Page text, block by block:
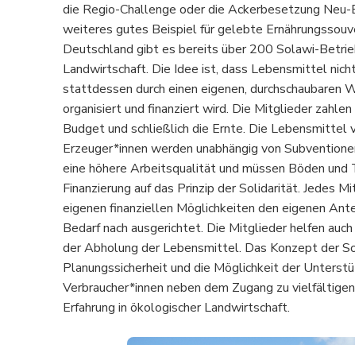
die Regio-Challenge oder die Ackerbesetzung Neu-
weiteres gutes Beispiel für gelebte
Deutschland gibt es bereits über 200 Solawi-
Landwirtschaft. Die Idee ist, dass Lebensmittel
stattdessen durch einen eigenen,
organisiert und finanziert wird. Die Mitglieder
Budget und schließlich die Ernte. Die Lebensmittel
Erzeuger*innen werden unabhängig von
eine höhere Arbeitsqualität und müssen Böden
Finanzierung auf das Prinzip der Solidarität. Jedes
eigenen finanziellen Möglichkeiten den eigenen
Bedarf nach ausgerichtet. Die Mitglieder helfen
der Abholung der Lebensmittel. Das Konzept der
Planungssicherheit und die Möglichkeit der
Verbraucher*innen neben dem Zugang zu
Erfahrung in ökologischer Landwirtschaft.